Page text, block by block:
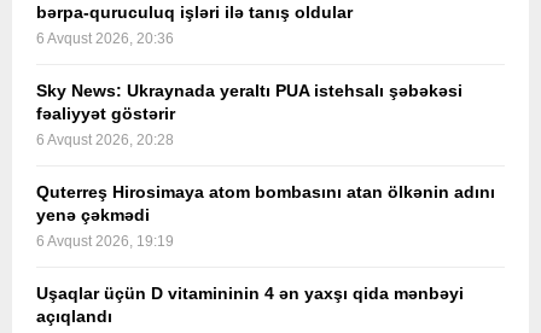
bərpa-quruculuq işləri ilə tanış oldular
6 Avqust 2026, 20:36
Sky News: Ukraynada yeraltı PUA istehsalı şəbəkəsi
fəaliyyət göstərir
6 Avqust 2026, 20:28
Quterreş Hirosimaya atom bombasını atan ölkənin adını
yenə çəkmədi
6 Avqust 2026, 19:19
Uşaqlar üçün D vitamininin 4 ən yaxşı qida mənbəyi
açıqlandı